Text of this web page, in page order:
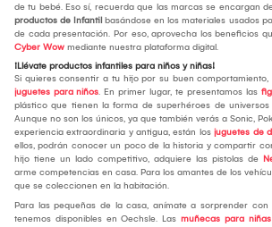
de tu bebé. Eso sí, recuerda que las marcas se encargan
productos de Infantil basándose en los materiales usados
de cada presentación. Por eso, aprovecha los beneficios
Cyber Wow mediante nuestra plataforma digital.
¡Llévate productos infantiles para niños y niñas!
Si quieres consentir a tu hijo por su buen
juguetes para niños. En primer lugar, te presentamos las
plástico que tienen la forma de superhéroes de
Aunque no son los únicos, ya que también verás a Sonic,
experiencia extraordinaria y antigua, están los juguetes de
ellos, podrán conocer un poco de la historia y compartir
hijo tiene un lado competitivo, adquiere las pistolas de
arme competencias en casa. Para los amantes de los
que se coleccionen en la habitación.
Para las pequeñas de la casa, anímate a sorprender con
tenemos disponibles en Oechsle. Las muñecas para niñas